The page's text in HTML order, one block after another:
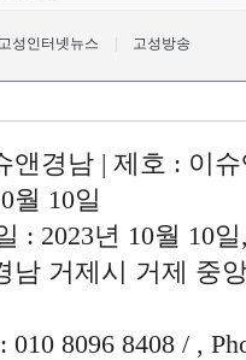
고성인터넷뉴스 고성방송
앤경남 | 제호 : 이
월 10일
: 2023년 10월 10
남 거제시 거제 중
8096 8408 / ,